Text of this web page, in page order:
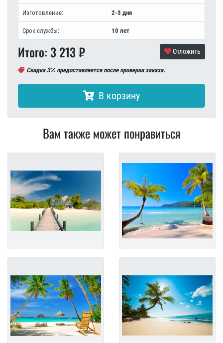
Изготовление: 2-3 дня
Срок службы: 10 лет
Итого: 3 213₽ Отложить
Скидка 3 предоставляется после проверки заказа.
В корзину
Вам также может понравиться